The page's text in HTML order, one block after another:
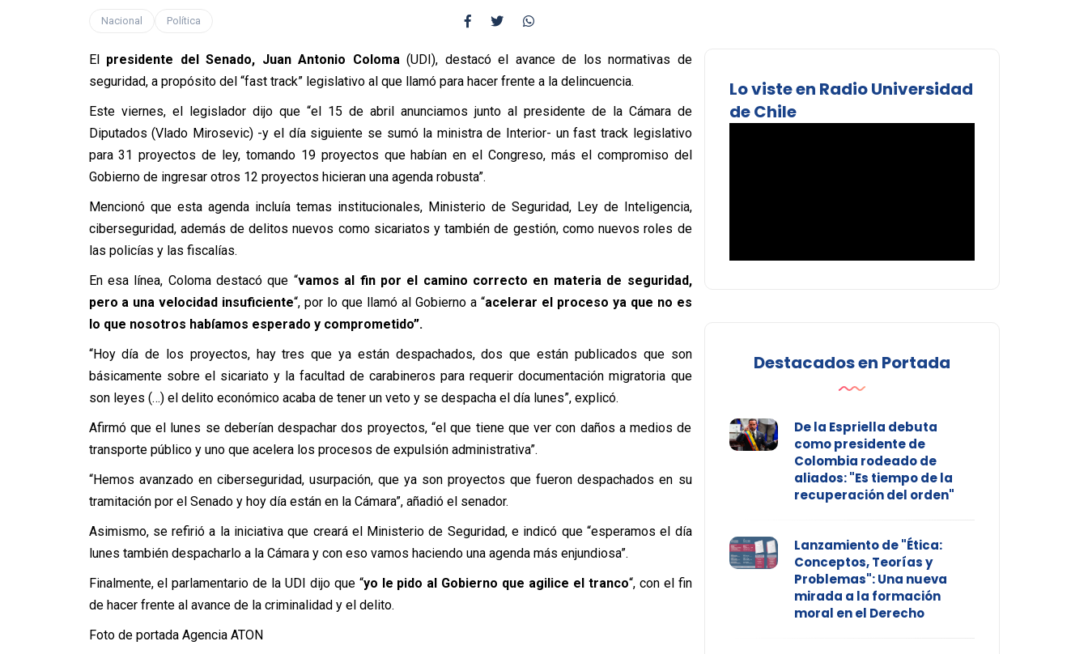
Nacional Política
El presidente del Senado, Juan Antonio Coloma(UDI), destacó el avance de los normativas de
seguridad, a propósito del “fast track” legislativo al que llamó para hacer frente a la delincuencia.
Este viernes, el legislador dijo que “el 15 de abril anunciamos junto al presidente de la Cámara de
Diputados (Vlado Mirosevic) -y el día siguiente se sumó la ministra de Interior- un fast track legislativo
para 31 proyectos de ley, tomando 19 proyectos que habían en el Congreso, más el compromiso del
Gobierno de ingresar otros 12 proyectos hicieran una agenda robusta”.
Mencionó que esta agenda incluía temas institucionales, Ministerio de Seguridad, Ley de Inteligencia,
ciberseguridad, además de delitos nuevos como sicariatos y también de gestión, como nuevos roles de
las policías y las fiscalías.
En esa línea, Coloma destacó que “vamos al fin por el camino correcto en materia de seguridad,
pero a una velocidad insuficiente“, por lo que llamó al Gobierno a “acelerar el proceso ya que no es
lo que nosotros habíamos esperado y comprometido”.
“Hoy día de los proyectos, hay tres que ya están despachados, dos que están publicados que son
básicamente sobre el sicariato y la facultad de carabineros para requerir documentación migratoria que
son leyes (…) el delito económico acaba de tener un veto y se despacha el día lunes”, explicó.
Afirmó que el lunes se deberían despachar dos proyectos, “el que tiene que ver con daños a medios de
transporte público y uno que acelera los procesos de expulsión administrativa”.
“Hemos avanzado en ciberseguridad, usurpación, que ya son proyectos que fueron despachados en su
tramitación por el Senado y hoy día están en la Cámara”, añadió el senador.
Asimismo, se refirió a la iniciativa que creará el Ministerio de Seguridad, e indicó que “esperamos el día
lunes también despacharlo a la Cámara y con eso vamos haciendo una agenda más enjundiosa”.
Finalmente, el parlamentario de la UDI dijo que “yo le pido al Gobierno que agilice el tranco“, con el fin
de hacer frente al avance de la criminalidad y el delito.
Foto de portada Agencia ATON
Lo viste en Radio Universidad
de Chile
Destacados en Portada
De la Espriella debuta
como presidente de
Colombia rodeado de
aliados: "Es tiempo de la
recuperación del orden"
Lanzamiento de "Ética:
Conceptos, Teorías y
Problemas": Una nueva
mirada a la formación
moral en el Derecho